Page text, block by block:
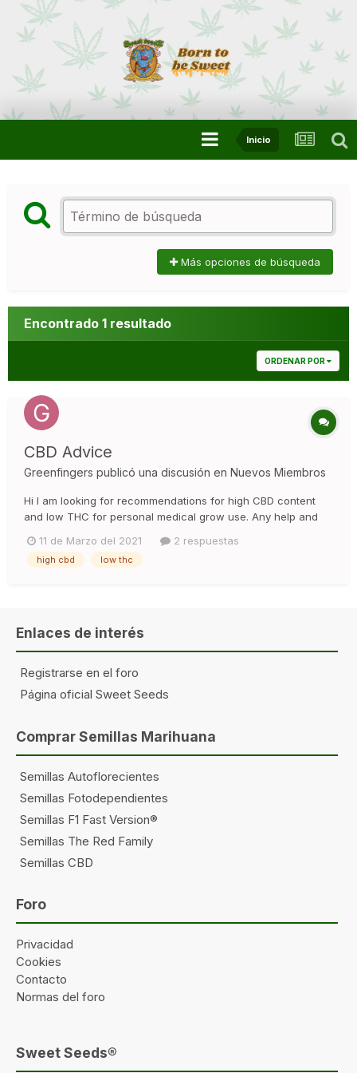
Inicio
Más opciones de búsqueda
Encontrado 1 resultado
ORDENAR POR
CBD Advice
Greenfingers publicó una discusión en Nuevos Miembros
Hi I am looking for recommendations for high CBD content
and low THC for personal medical grow use. Any help and
11 de Marzo del 2021 2 respuestas
high cbd low thc
Enlaces de interés
Registrarse en el foro
Página oficial Sweet Seeds
Comprar Semillas Marihuana
Semillas Autoflorecientes
Semillas Fotodependientes
Semillas F1 Fast Version®
Semillas The Red Family
Semillas CBD
Foro
Privacidad
Cookies
Contacto
Normas del foro
Sweet Seeds®